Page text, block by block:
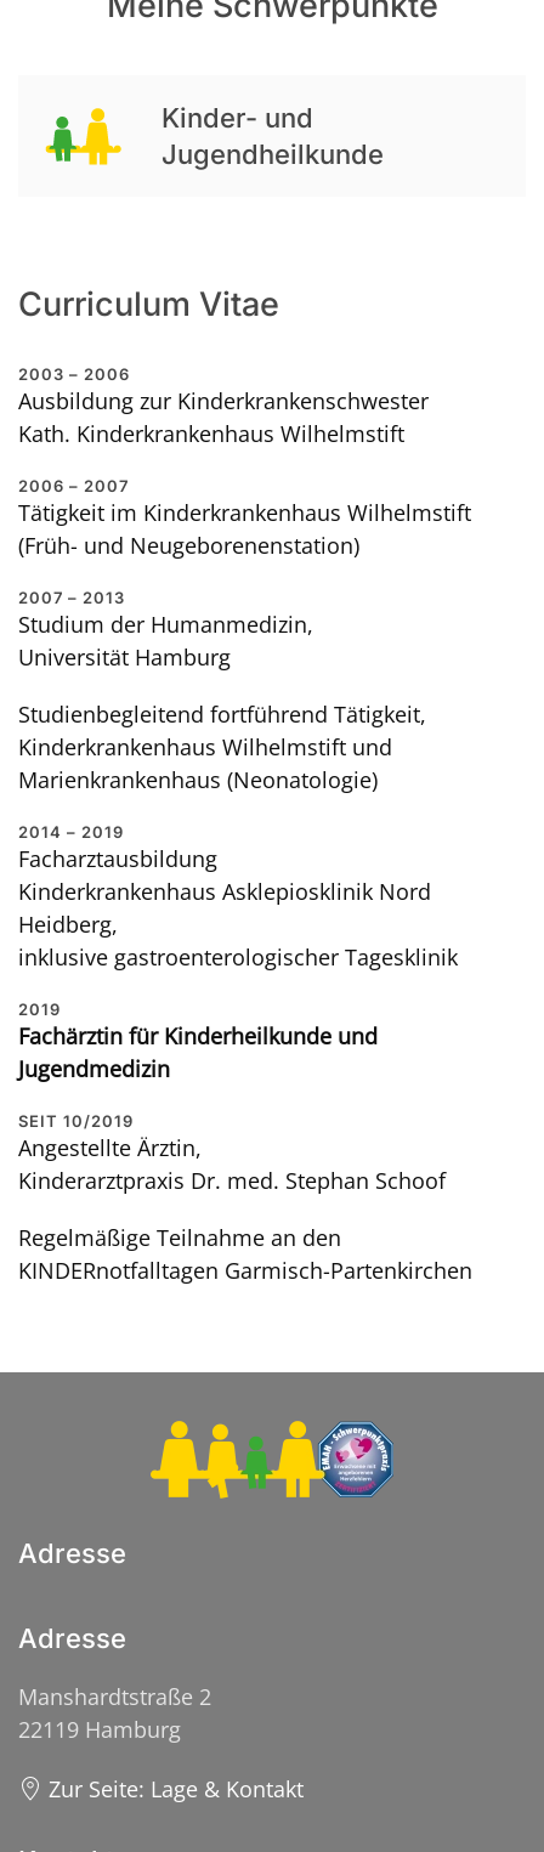
Kinder- und
Jugendheilkunde
Curriculum Vitae
2003 – 2006
Ausbildung zur Kinderkrankenschwester
Kath. Kinderkrankenhaus Wilhelmstift
2006 – 2007
Tätigkeit im Kinderkrankenhaus Wilhelmstift
(Früh- und Neugeborenenstation)
2007 – 2013
Studium der Humanmedizin,
Universität Hamburg
Studienbegleitend fortführend Tätigkeit,
Kinderkrankenhaus Wilhelmstift und
Marienkrankenhaus (Neonatologie)
2014 – 2019
Facharztausbildung
Kinderkrankenhaus Asklepiosklinik Nord
Heidberg,
inklusive gastroenterologischer Tagesklinik
2019
Fachärztin für Kinderheilkunde und
Jugendmedizin
SEIT 10/2019
Angestellte Ärztin,
Kinderarztpraxis Dr. med. Stephan Schoof
Regelmäßige Teilnahme an den
KINDERnotfalltagen Garmisch-Partenkirchen
Adresse
Adresse
Manshardtstraße 2
22119 Hamburg
Zur Seite: Lage & Kontakt